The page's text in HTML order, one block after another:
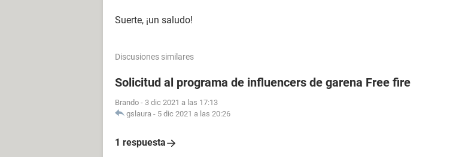
Suerte, ¡un saludo!
Discusiones similares
Solicitud al programa de influencers de garena Free fire
Brando - 3 dic 2021 a las 17:13
gslaura - 5 dic 2021 a las 20:26
1 respuesta